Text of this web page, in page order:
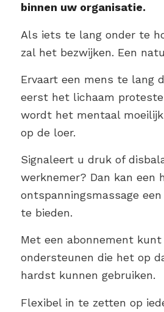
binnen uw organisatie.
Als iets te lang onder te
zal het bezwijken. Een
Ervaart een mens te lang
eerst het lichaam
wordt het mentaal
op de loer.
Signaleert u druk of
werknemer? Dan kan een
ontspanningsmassage
te bieden.
Met een abonnement
ondersteunen die het op
hardst kunnen gebruiken.
Flexibel in te zetten op